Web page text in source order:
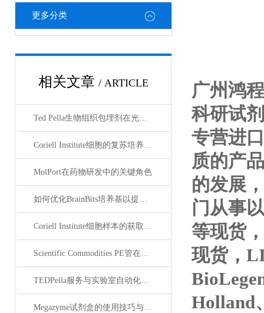
更多分类
相关文章 / ARTICLE
Ted Pella生物组织包埋剂在光镜与电镜联用技术中的应用
Coriell Institute细胞的复苏培养与质量控制规范
MolPort在药物研发中的关键角色
如何优化BrainBits培养基以提高实验效果？
Coriell Institute细胞样本的获取与应用指南
Scientific Commodities PE管在环保实验中的作用
TEDPella服务与实验室自动化设备的整合
Megazyme试剂盒的使用技巧与实验优化方法
广州鸿
科研试
专营进
质的产
的发展
门从事
等现货
现货，
Holland